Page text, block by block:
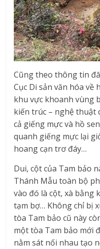
Cũng theo thông tin
Cục Di sản văn hóa về
khu vực khoanh vùng
kiến trúc – nghệ thuật
cả giếng mực và hồ
quanh giếng mực lại
hoang cạn trơ đáy…
Dui, cột của Tam bảo
Thánh Mẫu toàn bộ
vào đó là cột, xà bằng
tạm bợ… Không chỉ bị
tòa Tam bảo cũ này
một tòa Tam bảo mới
nằm sát nối nhau tạo